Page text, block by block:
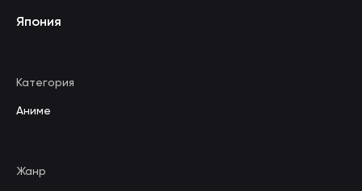
Япония
Категория
Аниме
Жанр